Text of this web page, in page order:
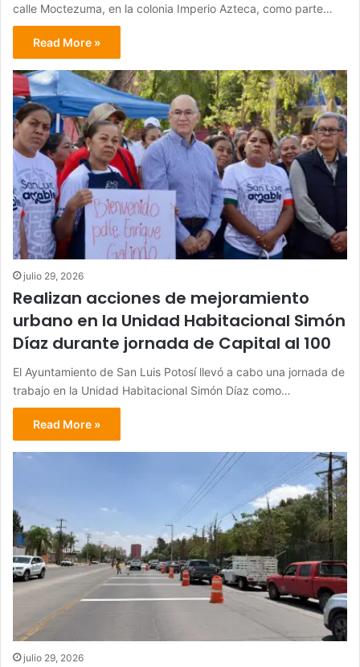
calle Moctezuma, en la colonia Imperio Azteca, como parte…
Read More »
julio 29, 2026
Realizan acciones de mejoramiento
urbano en la Unidad Habitacional Simón
Díaz durante jornada de Capital al 100
El Ayuntamiento de San Luis Potosí llevó a cabo una jornada de
trabajo en la Unidad Habitacional Simón Díaz como…
Read More »
julio 29, 2026